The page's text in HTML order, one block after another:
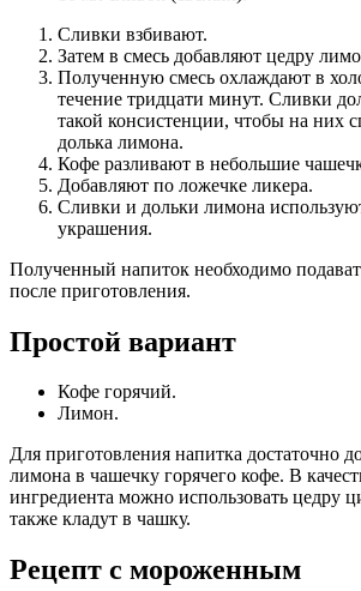
Сливки взбивают.
Затем в смесь добавляют цедру
Полученную смесь охлаждают в
течение тридцати минут. Сливки
такой консистенции, чтобы на них
долька лимона.
Кофе разливают в небольшие
Добавляют по ложечке ликера.
Сливки и дольки лимона
украшения.
Полученный напиток необходимо
после приготовления.
Простой вариант
Кофе горячий.
Лимон.
Для приготовления напитка достаточно
лимона в чашечку горячего кофе. В
ингредиента можно использовать цедру
также кладут в чашку.
Рецепт с мороженным